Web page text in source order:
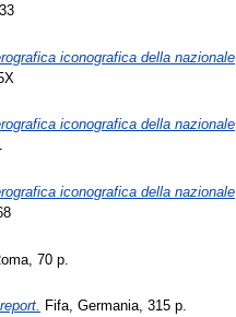
iconografica della nazionale
iconografica della nazionale
iconografica della nazionale
70 p.
Fifa, Germania, 315 p.